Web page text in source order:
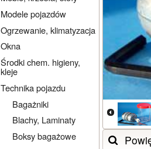
Modele pojazdów
Ogrzewanie, klimatyzacja
Okna
Środki chem. higieny,
kleje
Technika pojazdu
Bagażniki
Blachy, Laminaty
Boksy bagażowe